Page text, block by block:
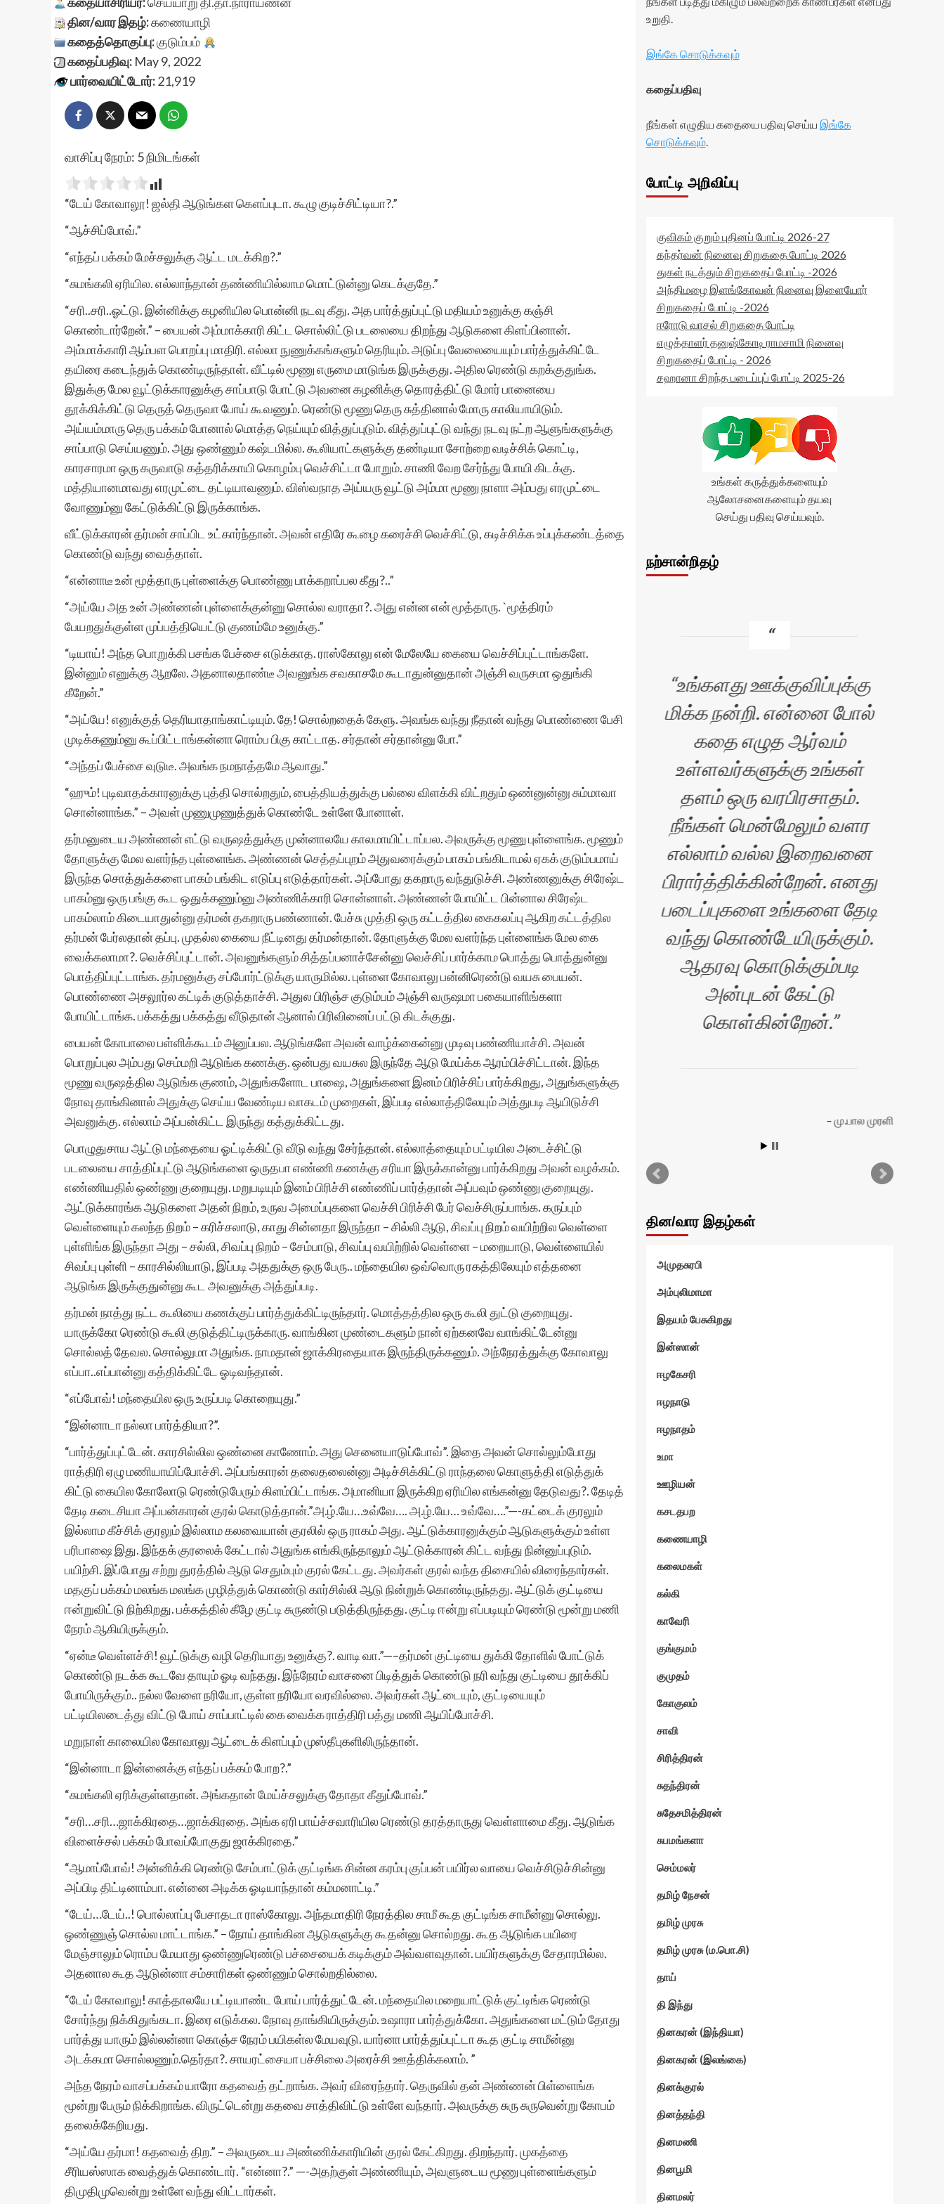
தின/வார இதழ்:கணையாழி
கதைத்தொகுப்பு:குடும்பம்
கதைப்பதிவு: May 9, 2022
பார்வையிட்டோர்:21,919
வாசிப்பு நேரம்: 5நிமிடங்கள்
“டேய் கோவாலூ! ஜல்தி ஆடுங்கள கெளப்புடா. கூழு குடிச்சிட்டியா?.”
“ஆச்சிப்போவ்.”
“எந்தப் பக்கம் மேச்சலுக்கு ஆட்ட மடக்கிற?.”
“சுமங்கலி ஏரியில. எல்லாந்தான் தண்ணியில்லாம மொட்டுன்னு கெடக்குதே.”
“சரி..சரி..ஓட்டு. இன்னிக்கு கழனியில பொன்னி நடவு கீது. அத பார்த்துப்புட்டு மதியம் உனுக்கு கஞ்சி
கொண்டார்றேன்.” – பையன் அம்மாக்காரி கிட்ட சொல்லிட்டு படலையை திறந்து ஆடுகளை கிளப்பினான்.
அம்மாக்காரி ஆம்பள பொறப்பு மாதிரி. எல்லா நுணுக்கங்களும் தெரியும். அடுப்பு வேலையையும் பார்த்துக்கிட்டே
தயிரை கடைந்துக் கொண்டிருந்தாள். வீட்டில் மூணு எருமை மாடுங்க இருக்குது. அதில ரெண்டு கறக்குதுங்க.
இதுக்கு மேல வூட்டுக்காரனுக்கு சாப்பாடு போட்டு அவனை கழனிக்கு தொரத்திட்டு மோர் பானையை
தூக்கிக்கிட்டு தெருத் தெருவா போய் கூவணும். ரெண்டு மூணு தெரு சுத்தினால் மோரு காலியாயிடும்.
அய்யம்மாரு தெரு பக்கம் போனால் மொத்த நெய்யும் வித்துப்புடும். வித்துப்புட்டு வந்து நடவு நட்ற ஆளுங்களுக்கு
சாப்பாடு செய்யணும். அது ஒண்ணும் கஷ்டமில்ல. கூலியாட்களுக்கு தண்டியா சோற்றை வடிச்சிக் கொட்டி,
காரசாரமா ஒரு கருவாடு கத்தரிக்காயி கொழம்பு வெச்சிட்டா போறும். சாணி வேற சேர்ந்து போயி கிடக்கு.
மத்தியானமாவது எரமுட்டை தட்டியாவணும். விஸ்வநாத அய்யரு வூட்டு அம்மா மூணு நாளா அம்பது எரமுட்டை
வோணும்னு கேட்டுக்கிட்டு இருக்காங்க.
வீட்டுக்காரன் தர்மன் சாப்பிட உட்கார்ந்தான். அவன் எதிரே கூழை கரைச்சி வெச்சிட்டு, கடிச்சிக்க உப்புக்கண்டத்தை
கொண்டு வந்து வைத்தாள்.
“என்னாடீ உன் மூத்தாரு புள்ளைக்கு பொண்ணு பாக்கறாப்பல கீது?..”
“அய்யே அத உன் அண்ணன் புள்ளைக்குன்னு சொல்ல வராதா?. அது என்ன என் மூத்தாரு. `மூத்திரம்
பேயறதுக்குள்ள முப்பத்தியெட்டு குணம்மே உனுக்கு.”
“டியாய்! அந்த பொறுக்கி பசங்க பேச்சை எடுக்காத. ராஸ்கோலு என் மேலேயே கையை வெச்சிப்புட்டாங்களே.
இன்னும் எனுக்கு ஆறலே. அதனாலதாண்டீ அவனுங்க சவகாசமே கூடாதுன்னுதான் அஞ்சி வருசமா ஒதுங்கி
கீறேன்.”
“அய்யே! எனுக்குத் தெரியாதாங்காட்டியும். தே! சொல்றதைக் கேளு. அவங்க வந்து நீதான் வந்து பொண்ணை பேசி
முடிக்கணும்னு கூப்பிட்டாங்கன்னா ரொம்ப பிகு காட்டாத. சர்தான் சர்தான்னு போ.”
“அந்தப் பேச்சை வுடுடீ. அவங்க நமநாத்தமே ஆவாது.”
“ஹும்! புடிவாதக்காரனுக்கு புத்தி சொல்றதும், பைத்தியத்துக்கு பல்லை விளக்கி விட்றதும் ஒண்னுன்னு சும்மாவா
சொன்னாங்க.” – அவள் முணுமுணுத்துக் கொண்டே உள்ளே போனாள்.
தர்மனுடைய அண்ணன் எட்டு வருஷத்துக்கு முன்னாலயே காலமாயிட்டாப்பல. அவருக்கு மூணு புள்ளைங்க. மூணும்
தோளுக்கு மேல வளர்ந்த புள்ளைங்க. அண்ணன் செத்தப்புறம் அதுவரைக்கும் பாகம் பங்கிடாமல் ஏகக் குடும்பமாய்
இருந்த சொத்துக்களை பாகம் பங்கிட எடுப்பு எடுத்தார்கள். அப்போது தகறாரு வந்துடுச்சி. அண்ணனுக்கு சிரேஷ்ட
பாகம்னு ஒரு பங்கு கூட ஒதுக்கணும்னு அண்ணிக்காரி சொன்னாள். அண்ணன் போயிட்ட பின்னால சிரேஷ்ட
பாகம்லாம் கிடையாதுன்னு தர்மன் தகறாரு பண்ணான். பேச்சு முத்தி ஒரு கட்டத்தில கைகலப்பு ஆகிற கட்டத்தில
தர்மன் பேர்லதான் தப்பு. முதல்ல கையை நீட்டினது தர்மன்தான். தோளுக்கு மேல வளர்ந்த புள்ளைங்க மேல கை
வைக்கலாமா?. வெச்சிப்புட்டான். அவனுங்களும் சித்தப்பனாச்சேன்னு வெச்சிப் பார்க்காம பொத்து பொத்துன்னு
பொத்திப்புட்டாங்க. தர்மனுக்கு சப்போர்ட்டுக்கு யாருமில்ல. புள்ளை கோவாலு பன்னிரெண்டு வயசு பையன்.
பொண்ணை அசலூர்ல கட்டிக் குடுத்தாச்சி. அதுல பிரிஞ்ச குடும்பம் அஞ்சி வருஷமா பகையாளிங்களா
போயிட்டாங்க. பக்கத்து பக்கத்து வீடுதான் ஆனால் பிரிவினைப் பட்டு கிடக்குது.
பையன் கோபாலை பள்ளிக்கூடம் அனுப்பல. ஆடுங்களே அவன் வாழ்க்கைன்னு முடிவு பண்ணியாச்சி. அவன்
பொறுப்புல அம்பது செம்மறி ஆடுங்க கணக்கு. ஒன்பது வயசுல இருந்தே ஆடு மேய்க்க ஆரம்பிச்சிட்டான். இந்த
மூணு வருஷத்தில ஆடுங்க குணம், அதுங்களோட பாஷை, அதுங்களை இனம் பிரிச்சிப் பார்க்கிறது, அதுங்களுக்கு
நோவு தாங்கினால் அதுக்கு செய்ய வேண்டிய வாகடம் முறைகள், இப்படி எல்லாத்திலேயும் அத்துபடி ஆயிடுச்சி
அவனுக்கு. எல்லாம் அப்பன்கிட்ட இருந்து கத்துக்கிட்டது.
பொழுதுசாய ஆட்டு மந்தையை ஓட்டிக்கிட்டு வீடு வந்து சேர்ந்தான். எல்லாத்தையும் பட்டியில அடைச்சிட்டு
படலையை சாத்திப்புட்டு ஆடுங்களை ஒருதபா எண்ணி கணக்கு சரியா இருக்கான்னு பார்க்கிறது அவன் வழக்கம்.
எண்ணியதில் ஒண்ணு குறையுது. மறுபடியும் இனம் பிரிச்சி எண்ணிப் பார்த்தான் அப்பவும் ஒண்ணு குறையுது.
ஆட்டுக்காரங்க ஆடுகளை அதன் நிறம், உருவ அமைப்புகளை வெச்சி பிரிச்சி பேர் வெச்சிருப்பாங்க. கருப்பும்
வெள்ளையும் கலந்த நிறம் – கரிச்சலாடு, காது சின்னதா இருந்தா – சில்லி ஆடு, சிவப்பு நிறம் வயிற்றில வெள்ளை
புள்ளிங்க இருந்தா அது – சல்லி, சிவப்பு நிறம் – சேம்பாடு, சிவப்பு வயிற்றில் வெள்ளை – மறையாடு, வெள்ளையில்
சிவப்பு புள்ளி – காரசில்லியாடு, இப்படி அததுக்கு ஒரு பேரு.. மந்தையில ஒவ்வொரு ரகத்திலேயும் எத்தனை
ஆடுங்க இருக்குதுன்னு கூட அவனுக்கு அத்துப்படி.
தர்மன் நாத்து நட்ட கூலியை கணக்குப் பார்த்துக்கிட்டிருந்தார். மொத்தத்தில ஒரு கூலி துட்டு குறையுது.
யாருக்கோ ரெண்டு கூலி குடுத்திட்டிருக்காரு. வாங்கின முண்டைகளும் நான் ஏற்கனவே வாங்கிட்டேன்னு
சொல்லத் தேவல. சொல்லுமா அதுங்க. நாமதான் ஜாக்கிரதையாக இருந்திருக்கணும். அந்நேரத்துக்கு கோவாலு
எப்பா..எப்பான்னு கத்திக்கிட்டே ஓடிவந்தான்.
“எப்போவ்! மந்தையில ஒரு உருப்படி கொறையுது.”
“இன்னாடா நல்லா பார்த்தியா?”.
“பார்த்துப்புட்டேன். காரசில்லில ஒண்னை காணோம். அது செனையாடுப்போவ்”. இதை அவன் சொல்லும்போது
ராத்திரி ஏழு மணியாயிப்போச்சி. அப்பங்காரன் தலைதலைன்னு அடிச்சிக்கிட்டு ராந்தலை கொளுத்தி எடுத்துக்
கிட்டு கையில கோலோடு ரெண்டுபேரும் கிளம்பிட்டாங்க. அமானியா இருக்கிற ஏரியில எங்கன்னு தேடுவது?. தேடித்
தேடி கடைசியா அப்பன்காரன் குரல் கொடுத்தான்.”அ.ழ்.யே…உவ்வே…. அ.ழ்.யே… உவ்வே….”—-கட்டைக் குரலும்
இல்லாம கீச்சிக் குரலும் இல்லாம கலவையான் குரலில் ஒரு ராகம் அது. ஆட்டுக்காரனுக்கும் ஆடுகளுக்கும் உள்ள
பரிபாஷை இது. இந்தக் குரலைக் கேட்டால் அதுங்க எங்கிருந்தாலும் ஆட்டுக்காரன் கிட்ட வந்து நின்னுப்புடும்.
பயிற்சி. இப்போது சற்று துரத்தில் ஆடு செதும்பும் குரல் கேட்டது. அவர்கள் குரல் வந்த திசையில் விரைந்தார்கள்.
மதகுப் பக்கம் மலங்க மலங்க முழித்துக் கொண்டு கார்சில்லி ஆடு நின்றுக் கொண்டிருந்தது. ஆட்டுக் குட்டியை
ஈன்றுவிட்டு நிற்கிறது. பக்கத்தில் கீழே குட்டி சுருண்டு படுத்திருந்தது. குட்டி ஈன்று எப்படியும் ரெண்டு மூன்று மணி
நேரம் ஆகியிருக்கும்.
“ஏன்டீ வெள்ளச்சி! வூட்டுக்கு வழி தெரியாது உனுக்கு?. வாடி வா.”—–தர்மன் குட்டியை துக்கி தோளில் போட்டுக்
கொண்டு நடக்க கூடவே தாயும் ஓடி வந்தது. இந்நேரம் வாசனை பிடித்துக் கொண்டு நரி வந்து குட்டியை தூக்கிப்
போயிருக்கும்.. நல்ல வேளை நரியோ, குள்ள நரியோ வரவில்லை. அவர்கள் ஆட்டையும், குட்டியையும்
பட்டியிலடைத்து விட்டு போய் சாப்பாட்டில் கை வைக்க ராத்திரி பத்து மணி ஆயிப்போச்சி.
மறுநாள் காலையில கோவாலு ஆட்டைக் கிளப்பும் முஸ்தீபுகளிலிருந்தான்.
“இன்னாடா இன்னைக்கு எந்தப் பக்கம் போற?.”
“சுமங்கலி ஏரிக்குள்ளதான். அங்கதான் மேய்ச்சலுக்கு தோதா கீதுப்போவ்.”
“சரி…சரி…ஜாக்கிரதை…ஜாக்கிரதை. அங்க ஏரி பாய்ச்சவாரியில ரெண்டு தரத்தாருது வெள்ளாமை கீது. ஆடுங்க
விளைச்சல் பக்கம் போவப்போகுது ஜாக்கிரதை.”
“ஆமாப்போவ்! அன்னிக்கி ரெண்டு சேம்பாட்டுக் குட்டிங்க சின்ன கரம்பு குப்பன் பயிர்ல வாயை வெச்சிடுச்சின்னு
அப்பிடி திட்டினாம்பா. என்னை அடிக்க ஓடியாந்தான் கம்மனாட்டி.”
“டேய்…டேய்..! பொல்லாப்பு பேசாதடா ராஸ்கோலு. அந்தமாதிரி நேரத்தில சாமீ கூத குட்டிங்க சாமீன்னு சொல்லு.
ஒண்ணுஞ் சொல்ல மாட்டாங்க.” – நோய் தாங்கின ஆடுகளுக்கு கூதன்னு சொல்றது. கூத ஆடுங்க பயிரை
மேஞ்சாலும் ரொம்ப மேயாது ஒண்ணுரெண்டு பச்சையைக் கடிக்கும் அவ்வளவுதான். பயிர்களுக்கு சேதாரமில்ல.
அதனால கூத ஆடுன்னா சம்சாரிகள் ஒண்ணும் சொல்றதில்லை.
“டேய் கோவாலு! காத்தாலயே பட்டியாண்ட போய் பார்த்துட்டேன். மந்தையில மறையாட்டுக் குட்டிங்க ரெண்டு
சோர்ந்து நிக்கிதுங்கடா. இரை எடுக்கல. நோவு தாங்கியிருக்கும். உஷாரா பார்த்துக்கோ. அதுங்களை மட்டும் தோது
பார்த்து யாரும் இல்லன்னா கொஞ்ச நேரம் பயிகள்ல மேயவுடு. யார்னா பார்த்துப்புட்டா கூத குட்டி சாமீன்னு
அடக்கமா சொல்லணும்.தெர்தா?. சாயரட்சையா பச்சிலை அரைச்சி ஊத்திக்கலாம். ”
அந்த நேரம் வாசப்பக்கம் யாரோ கதவைத் தட்றாங்க. அவர் விரைந்தார். தெருவில் தன் அண்ணன் பிள்ளைங்க
மூன்று பேரும் நிக்கிறாங்க. விருட்டென்று கதவை சாத்திவிட்டு உள்ளே வந்தார். அவருக்கு சுரு சுருவென்று கோபம்
தலைக்கேறியது.
“அய்யே தர்மா! கதவைத் திற.” – அவருடைய அண்ணிக்காரியின் குரல் கேட்கிறது. திறந்தார். முகத்தை
சீரியஸ்ஸாக வைத்துக் கொண்டார். “என்னா?.” —-அதற்குள் அண்ணியும், அவளுடைய மூணு புள்ளைங்களும்
திமுதிமுவென்று உள்ளே வந்து விட்டார்கள்.
உறுதி.
இங்கே சொடுக்கவும்
கதைப்பதிவு
நீங்கள் எழுதிய கதையை பதிவு செய்ய இங்கே
சொடுக்கவும்.
போட்டி அறிவிப்பு
குவிகம் குறும் புதினப் போட்டி 2026-27
கந்தர்வன் நினைவு சிறுகதை போட்டி 2026
துகள் நடத்தும் சிறுகதைப் போட்டி -2026
அந்திமழை இளங்கோவன் நினைவு இளையோர்
சிறுகதைப் போட்டி -2026
ஈரோடு வாசல் சிறுகதை போட்டி
எழுத்தாளர் தனுஷ்கோடி ராமசாமி நினைவு
சிறுகதைப் போட்டி - 2026
சஹானா சிறந்த படைப்புப் போட்டி 2025-26
உங்கள் கருத்துக்களையும்
ஆலோசனைகளையும் தயவு
செய்து பதிவு செய்யவும்.
நற்சான்றிதழ்
உலகில் அற்புதங்கள்
எப்போதாவதுதான் நிகழும்.
அப்படியோர் அற்புதம்
நிகழ்ந்திருக்கிறது,
இணையதளம்
மூலமாக.அத்தனை
படைப்பாளர்களின்
படைப்புகளையும் ஒரே
இடத்தில் பார்க்கும்
வாய்ப்பை
உருவாக்கியமைக்கு
வாழ்த்தும் நன்றியும்.
உங்களது ஊக்குவிப்புக்கு
மிக்க நன்றி. என்னை போல்
கதை எழுத ஆர்வம்
உள்ளவர்களுக்கு உங்கள்
தளம் ஒரு வரபிரசாதம்.
நீங்கள் மென்மேலும் வளர
எல்லாம் வல்ல இறைவனை
பிரார்த்திக்கின்றேன். எனது
படைப்புகளை உங்களை தேடி
வந்து கொண்டேயிருக்கும்.
ஆதரவு கொடுக்கும்படி
அன்புடன் கேட்டு
கொள்கின்றேன்.
மு.பால முரளி
தின/வார இதழ்கள்
அமுதசுரபி
அம்புலிமாமா
இதயம் பேசுகிறது
இன்ஸான்
ஈழகேசரி
ஈழநாடு
ஈழநாதம்
உமா
ஊழியன்
கசடதபற
கணையாழி
கலைமகள்
கல்கி
காவேரி
குங்குமம்
குமுதம்
கோகுலம்
சாவி
சிரித்திரன்
சுதந்திரன்
சுதேசமித்திரன்
சுபமங்களா
செம்மலர்
தமிழ் நேசன்
தமிழ் முரசு
தமிழ் முரசு (ம.பொ.சி)
தாய்
தி இந்து
தினகரன் (இந்தியா)
தினகரன் (இலங்கை)
தினக்குரல்
தினத்தந்தி
தினமணி
தினபூமி
தினமலர்